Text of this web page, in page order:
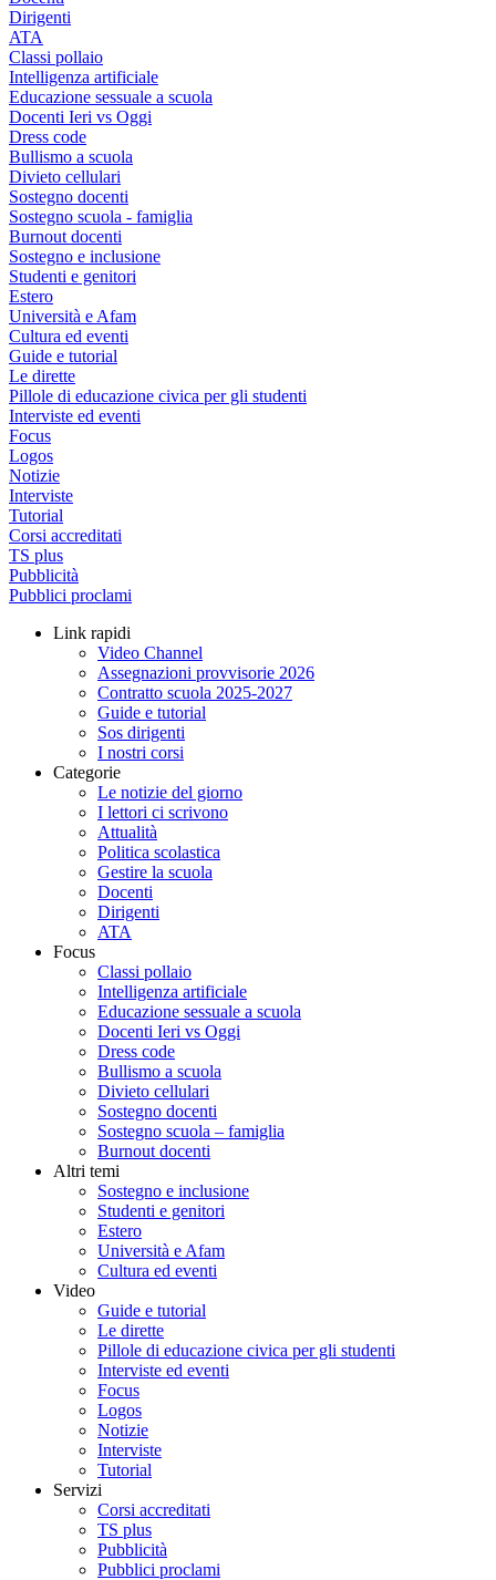
Dirigenti
ATA
Classi pollaio
Intelligenza artificiale
Educazione sessuale a scuola
Docenti Ieri vs Oggi
Dress code
Bullismo a scuola
Divieto cellulari
Sostegno docenti
Sostegno scuola - famiglia
Burnout docenti
Sostegno e inclusione
Studenti e genitori
Estero
Università e Afam
Cultura ed eventi
Guide e tutorial
Le dirette
Pillole di educazione civica per gli studenti
Interviste ed eventi
Focus
Logos
Notizie
Interviste
Tutorial
Corsi accreditati
TS plus
Pubblicità
Pubblici proclami
Link rapidi
Video Channel
Assegnazioni provvisorie 2026
Contratto scuola 2025-2027
Guide e tutorial
Sos dirigenti
I nostri corsi
Categorie
Le notizie del giorno
I lettori ci scrivono
Attualità
Politica scolastica
Gestire la scuola
Docenti
Dirigenti
ATA
Focus
Classi pollaio
Intelligenza artificiale
Educazione sessuale a scuola
Docenti Ieri vs Oggi
Dress code
Bullismo a scuola
Divieto cellulari
Sostegno docenti
Sostegno scuola – famiglia
Burnout docenti
Altri temi
Sostegno e inclusione
Studenti e genitori
Estero
Università e Afam
Cultura ed eventi
Video
Guide e tutorial
Le dirette
Pillole di educazione civica per gli studenti
Interviste ed eventi
Focus
Logos
Notizie
Interviste
Tutorial
Servizi
Corsi accreditati
TS plus
Pubblicità
Pubblici proclami